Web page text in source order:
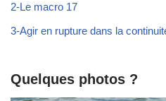
2-Le macro 17
3-Agir en rupture dans la
Quelques photos ?